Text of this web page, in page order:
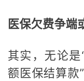
医保欠费争端
其实，无论
额医保结算款